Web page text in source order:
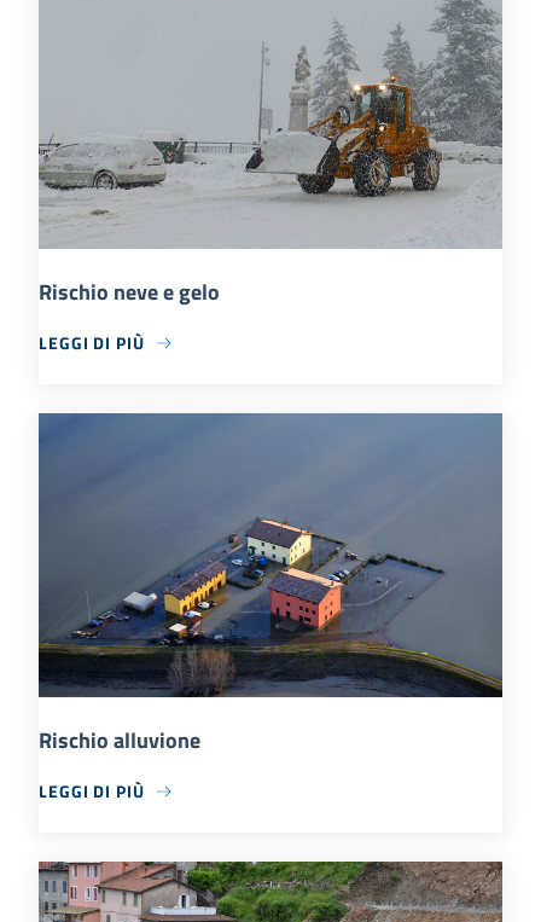
Rischio neve e gelo
LEGGI DI PIÙ
Rischio alluvione
LEGGI DI PIÙ